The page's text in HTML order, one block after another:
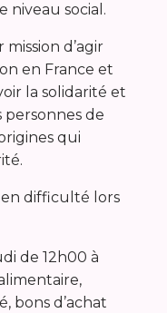
niveau social.
mission d’agir
en France et
la solidarité et
personnes de
qui
difficulté lors
de 12h00 à
bons d’achat